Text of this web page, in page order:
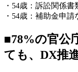
・54歳：訴訟関係書
・54歳：補助金申請
■78%の官公
ても、DX推